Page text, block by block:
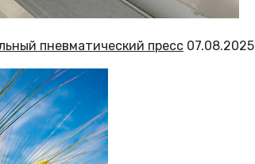
пневматический пресс 07.08.2025